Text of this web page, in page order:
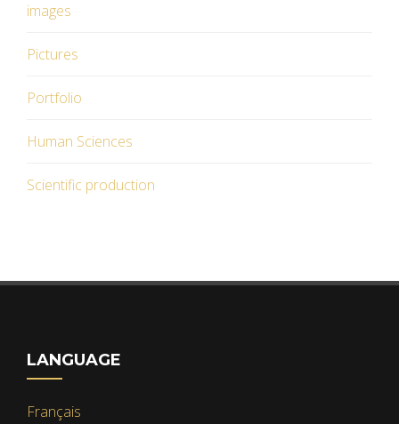
images
Pictures
Portfolio
Human Sciences
Scientific production
LANGUAGE
Français